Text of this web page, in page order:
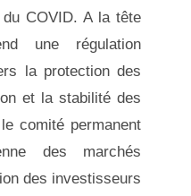
COVID. A la tête
une régulation
la protection des
et la stabilité des
comité permanent
des marchés
des investisseurs